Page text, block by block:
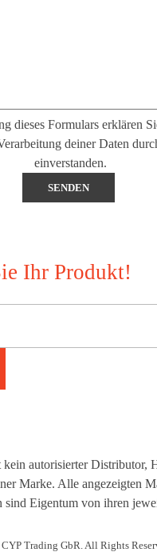
dieses Formulars erklären
deiner Daten
einverstanden.
Ihr Produkt!
autorisierter Distributor,
Marke. Alle angezeigten
sind Eigentum von ihren
Trading GbR. All Rights